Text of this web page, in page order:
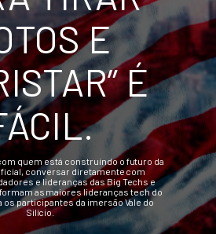
E
É
quem está construindo o futuro da
conversar diretamente com
e lideranças das Big Techs e
as maiores lideranças tech do
os participantes da imersão Vale do
Silício.